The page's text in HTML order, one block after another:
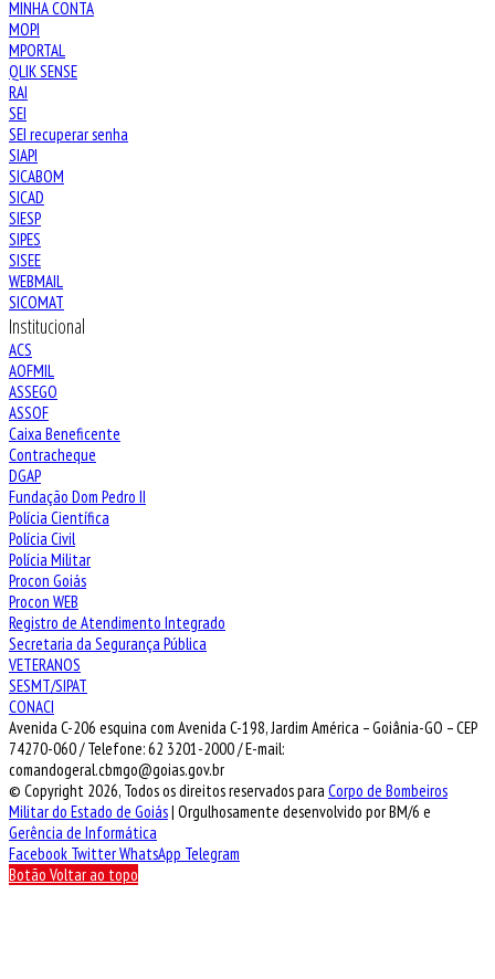
MINHA CONTA
MOPI
MPORTAL
QLIK SENSE
RAI
SEI
SEI recuperar senha
SIAPI
SICABOM
SICAD
SIESP
SIPES
SISEE
WEBMAIL
SICOMAT
Institucional
ACS
AOFMIL
ASSEGO
ASSOF
Caixa Beneficente
Contracheque
DGAP
Fundação Dom Pedro II
Polícia Científica
Polícia Civil
Polícia Militar
Procon Goiás
Procon WEB
Registro de Atendimento Integrado
Secretaria da Segurança Pública
VETERANOS
SESMT/SIPAT
CONACI
Avenida C-206 esquina com Avenida C-198, Jardim América – Goiânia-GO – CEP
74270-060 / Telefone: 62 3201-2000 / E-mail:
comandogeral.cbmgo@goias.gov.br
© Copyright 2026, Todos os direitos reservados para Corpo de Bombeiros
Militar do Estado de Goiás| Orgulhosamente desenvolvido por BM/6 e
Gerência de Informática
Facebook TwitterWhatsApp Telegram
Botão Voltar ao topo